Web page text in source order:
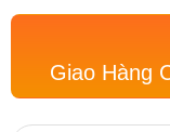
Giao Hàng